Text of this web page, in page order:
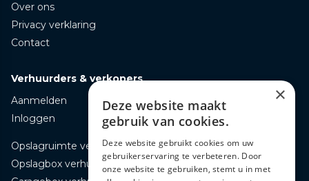
Over ons
Privacy verklaring
Contact
Verhuurders & verkopers
Aanmelden
Inloggen
Opslagruimte verhuren
Opslagbox verhuren
×
Deze website maakt
gebruik van cookies.
Deze website gebruikt cookies om uw
gebruikerservaring te verbeteren. Door
onze website te gebruiken, stemt u in met